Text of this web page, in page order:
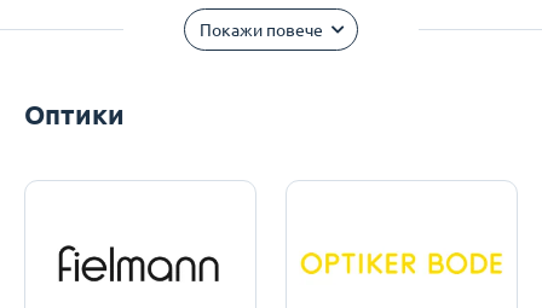
Покажи повече
Оптики